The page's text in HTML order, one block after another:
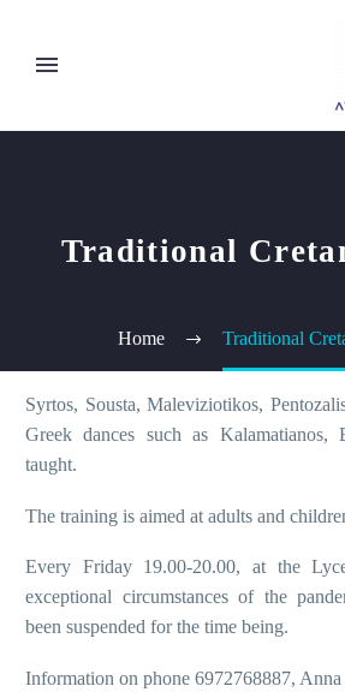
Traditional
Home Traditional
Syrtos, Sousta, Maleviziotikos,
Greek dances such as Kalamatianos,
taught.
The training is aimed at adults and
Every Friday 19.00-20.00, at the
exceptional circumstances of the
been suspended for the time being.
Information on phone 6972768887,